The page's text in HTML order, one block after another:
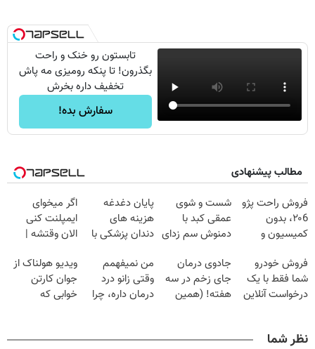
تابستون رو خنک و راحت
بگذرون! تا پنکه رومیزی مه پاش
تخفیف داره بخرش
سفارش بده!
مطالب پیشنهادی
فروش راحت پژو
۲۰6، بدون
کمیسیون و
شست و شوی
عمقی کبد با
دمنوش سم زدای
پایان دغدغه
هزینه های
دندان پزشکی با
خانگی
اگر میخوای
ایمپلنت کنی
الان وقتشه |
میلیون تومان!!!
فروش خودرو
شما فقط با یک
درخواست آنلاین
جادوی درمان
جای زخم در سه
هفته! (همین
من نمیفهمم
وقتی زانو درد
درمان داره، چرا
ویدیو هولناک از
جوان کارتن
خوابی که
نظر شما